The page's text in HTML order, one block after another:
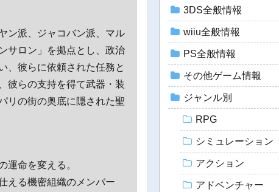
ン派、ジャコバン派、マル
サロン」を拠点とし、政治
、彼らに依頼された任務と
彼らの支持を得て武器・装
リの街の奥底に隠された聖
運命を変える。
える機密組織のメンバー
3DS全般情報
wiiu全般情報
PS全般情報
その他ゲーム情報
ジャンル別
RPG
シミュレーション
アクション
アドベンチャー